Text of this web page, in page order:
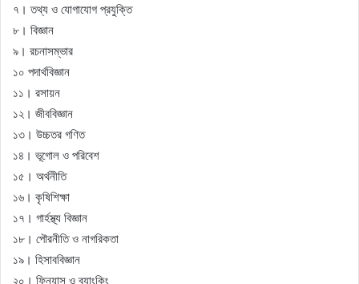
৭। তথ্য ও যোগাযোগ প্রযুক্তি
৮। বিজ্ঞান
৯। রচনাসম্ভার
১০ পদার্থবিজ্ঞান
১১। রসায়ন
১২। জীববিজ্ঞান
১৩। উচ্চতর গণিত
১৪। ভূগোল ও পরিবেশ
১৫। অর্থনীতি
১৬। কৃষিশিক্ষা
১৭। গার্হস্থ্য বিজ্ঞান
১৮। পৌরনীতি ও নাগরিকতা
১৯। হিসাববিজ্ঞান
২০। ফিন্যান্স ও ব্যাংকিং